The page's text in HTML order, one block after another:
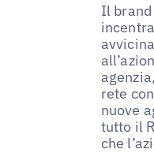
Il
rete
nuove
tutto il
che